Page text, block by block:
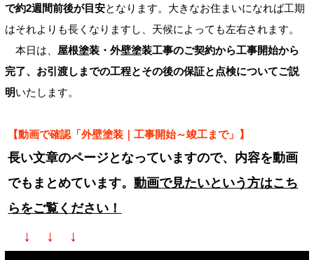
で約2週間前後が目安となります。大きなお住まいになれば工期
はそれよりも長くなりますし、天候によっても左右されます。
本日は、 屋根塗装・外壁塗装工事のご契約から工事開始から
完了、お引渡しまでの工程とその後の保証と点検についてご説
明いたします。
【動画で確認「外壁塗装｜工事開始～竣工まで」】
長い文章のページとなっていますので、内容を動画
でもまとめています。動画で見たいという方はこち
らをご覧ください！
↓ ↓ ↓